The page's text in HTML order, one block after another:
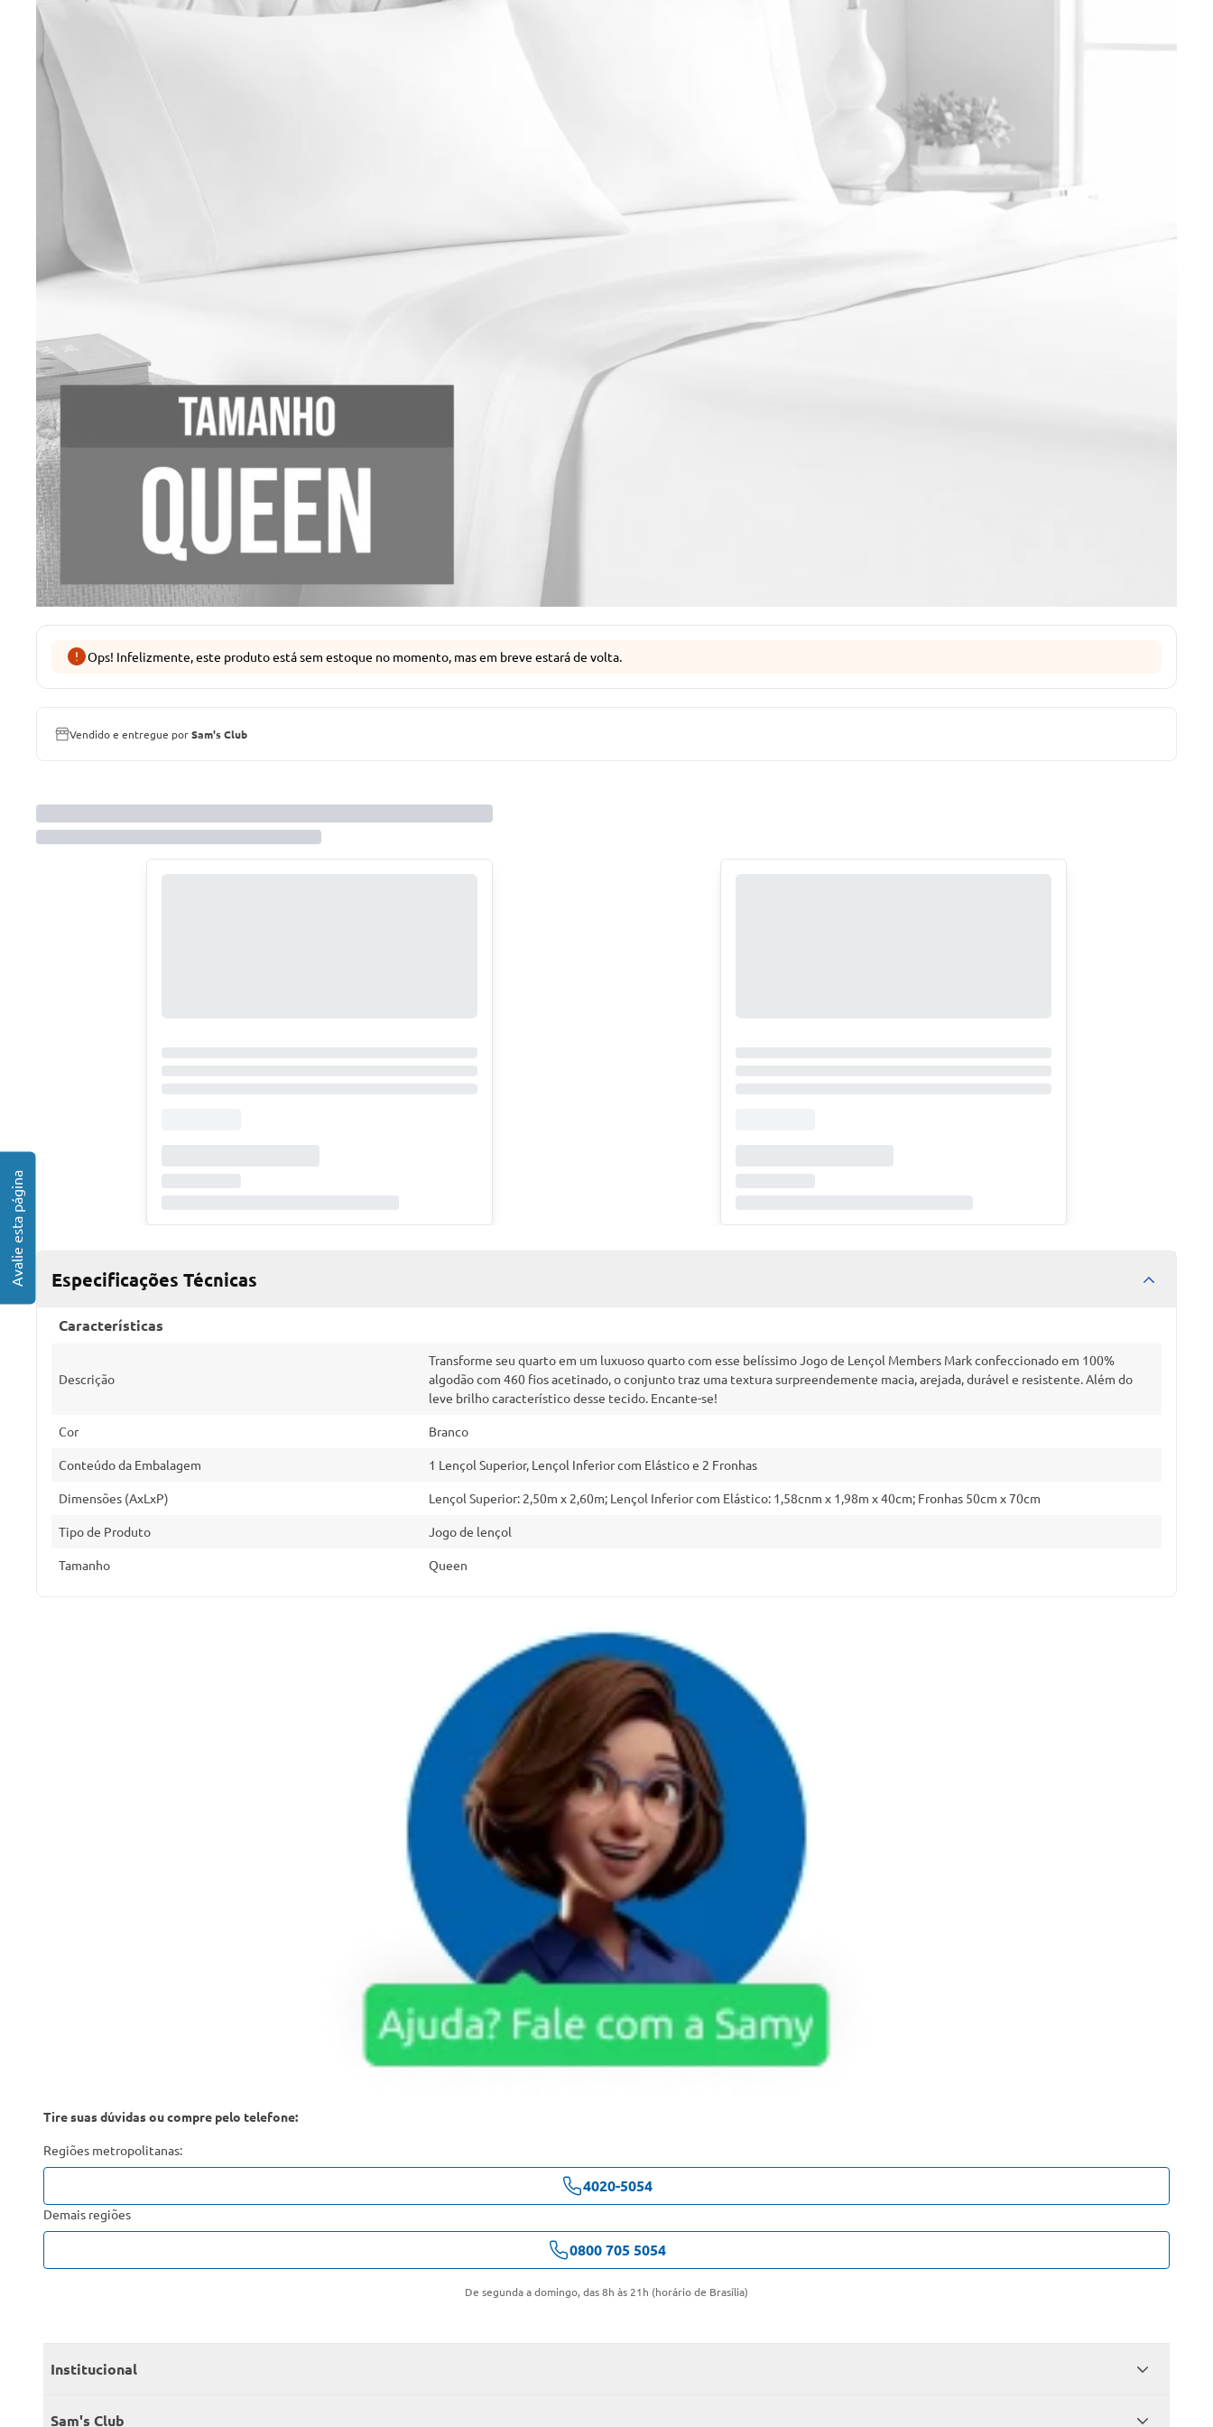
Ops! Infelizmente, este produto está sem estoque no momento, mas em breve estará de volta.
Vendido e entregue porSam's Club
Especificações Técnicas
Características
Descrição
Transforme seu quarto em um luxuoso quarto com esse belíssimo Jogo de Lençol Members Mark confeccionado em 100%
algodão com 460 fios acetinado, o conjunto traz uma textura surpreendemente macia, arejada, durável e resistente. Além do
leve brilho característico desse tecido. Encante-se!
Cor Branco
Conteúdo da Embalagem 1 Lençol Superior, Lençol Inferior com Elástico e 2 Fronhas
Dimensões (AxLxP) Lençol Superior: 2,50m x 2,60m; Lençol Inferior com Elástico: 1,58cnm x 1,98m x 40cm; Fronhas 50cm x 70cm
Tipo de Produto Jogo de lençol
Tamanho Queen
Tire suas dúvidas ou compre pelo telefone:
Regiões metropolitanas:
4020-5054
Demais regiões
0800 705 5054
De segunda a domingo, das 8h às 21h (horário de Brasília)
Institucional
Quem somos
Sam's Club